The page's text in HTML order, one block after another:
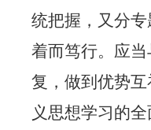
统把握，又分
着而笃行。应
复，做到优势
义思想学习的